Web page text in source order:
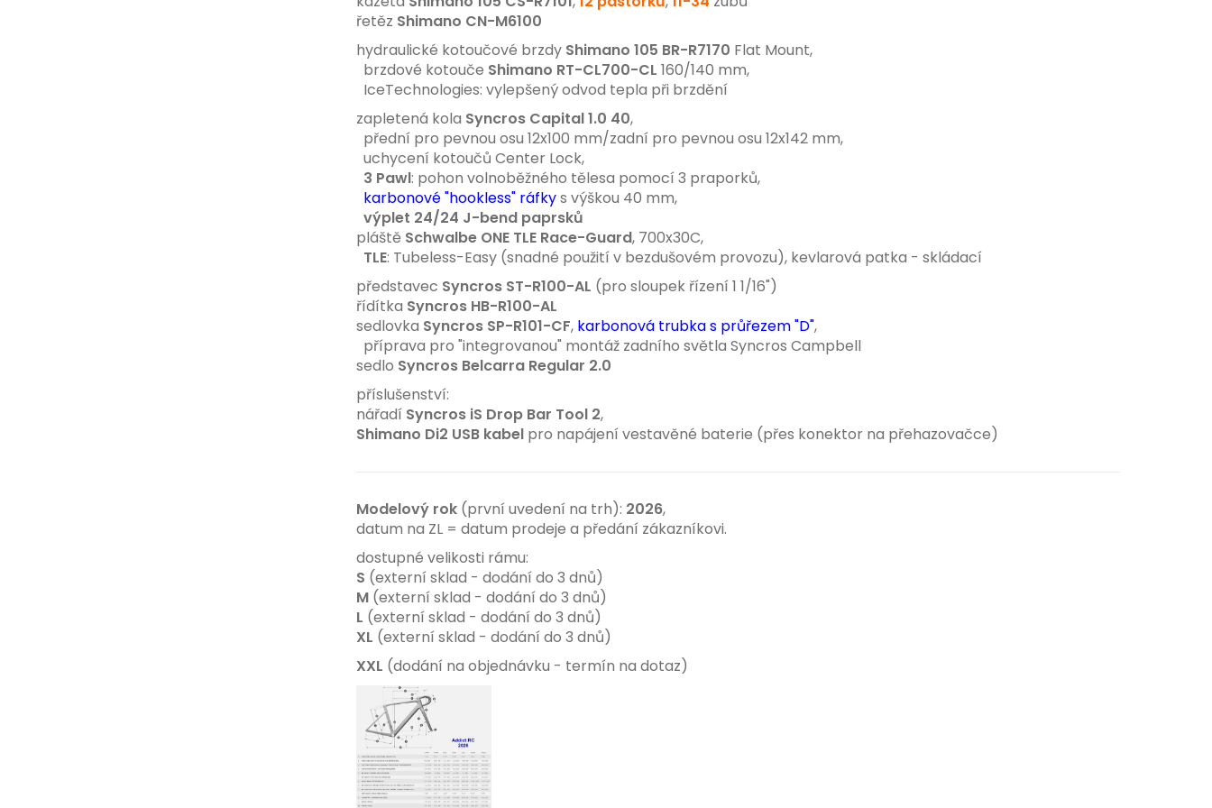
řetěz Shimano CN-M6100
hydraulické kotoučové brzdy Shimano 105 BR-R7170 Flat Mount,
brzdové kotouče Shimano RT-CL700-CL 160/140 mm,
IceTechnologies: vylepšený odvod tepla při brzdění
zapletená kola Syncros Capital 1.0 40,
přední pro pevnou osu 12x100 mm/zadní pro pevnou osu 12x142 mm,
uchycení kotoučů Center Lock,
3 Pawl: pohon volnoběžného tělesa pomocí 3 praporků,
karbonové "hookless" ráfkys výškou 40 mm,
výplet 24/24 J-bend paprsků
pláště Schwalbe ONE TLE Race-Guard, 700x30C,
TLE: Tubeless-Easy (snadné použití v bezdušovém provozu), kevlarová patka - skládací
představec Syncros ST-R100-AL (pro sloupek řízení 1 1/16")
řídítka Syncros HB-R100-AL
sedlovka Syncros SP-R101-CF, karbonová trubka s průřezem "D",
příprava pro "integrovanou" montáž zadního světla Syncros Campbell
sedlo Syncros Belcarra Regular 2.0
příslušenství:
nářadí Syncros iS Drop Bar Tool 2,
Shimano Di2 USB kabelpro napájení vestavěné baterie (přes konektor na přehazovačce)
Modelový rok(první uvedení na trh): 2026,
datum na ZL = datum prodeje a předání zákazníkovi.
dostupné velikosti rámu:
S (externí sklad - dodání do 3 dnů)
M(externí sklad - dodání do 3 dnů)
L (externí sklad - dodání do 3 dnů)
XL (externí sklad - dodání do 3 dnů)
XXL (dodání na objednávku - termín na dotaz)